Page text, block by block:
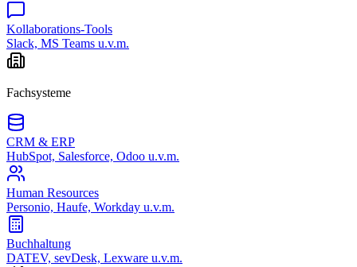
Kollaborations-Tools
Slack, MS Teams u.v.m.
Fachsysteme
CRM & ERP
HubSpot, Salesforce, Odoo u.v.m.
Human Resources
Personio, Haufe, Workday u.v.m.
Buchhaltung
DATEV, sevDesk, Lexware u.v.m.